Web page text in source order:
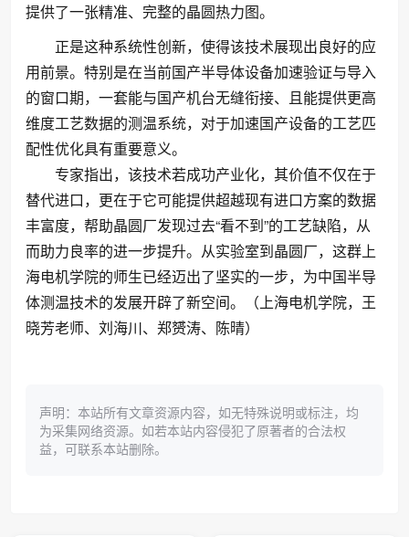
提供了一张精准、完整的晶圆热力图。
正是这种系统性创新，使得该技术展现出良好的应
用前景。特别是在当前国产半导体设备加速验证与导入
的窗口期，一套能与国产机台无缝衔接、且能提供更高
维度工艺数据的测温系统，对于加速国产设备的工艺匹
配性优化具有重要意义。
专家指出，该技术若成功产业化，其价值不仅在于
替代进口，更在于它可能提供超越现有进口方案的数据
丰富度，帮助晶圆厂发现过去“看不到”的工艺缺陷，从
而助力良率的进一步提升。从实验室到晶圆厂，这群上
海电机学院的师生已经迈出了坚实的一步，为中国半导
体测温技术的发展开辟了新空间。（上海电机学院，王
晓芳老师、刘海川、郑赟涛、陈晴）
声明：本站所有文章资源内容，如无特殊说明或标注，均
为采集网络资源。如若本站内容侵犯了原著者的合法权
益，可联系本站删除。